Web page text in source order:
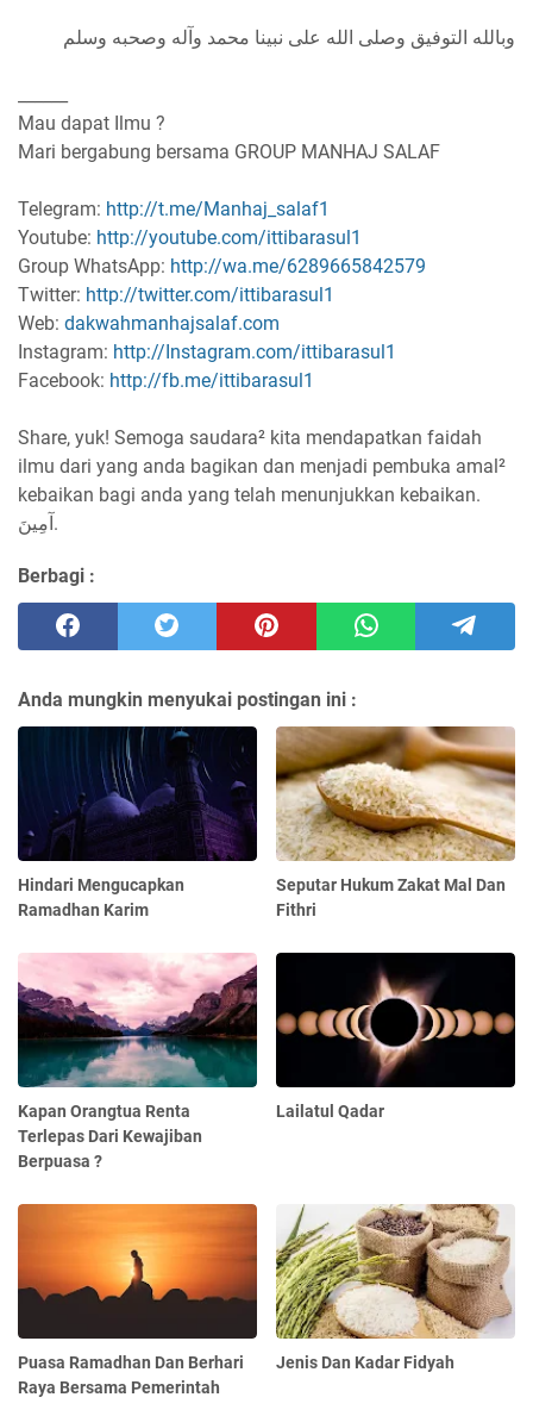
وبالله التوفيق وصلى الله على نبينا محمد وآله وصحبه وسلم
Mau dapat Ilmu ?
Mari bergabung bersama GROUP MANHAJ SALAF
Telegram: http://t.me/Manhaj_salaf1
Youtube: http://youtube.com/ittibarasul1
Group WhatsApp: http://wa.me/6289665842579
Twitter: http://twitter.com/ittibarasul1
Web: dakwahmanhajsalaf.com
Instagram: http://Instagram.com/ittibarasul1
Facebook: http://fb.me/ittibarasul1
Share, yuk! Semoga saudara² kita mendapatkan faidah
ilmu dari yang anda bagikan dan menjadi pembuka amal²
kebaikan bagi anda yang telah menunjukkan kebaikan.
آمِينَ.
Berbagi :
Anda mungkin menyukai postingan ini :
Hindari Mengucapkan
Ramadhan Karim
Seputar Hukum Zakat Mal Dan
Fithri
Kapan Orangtua Renta
Terlepas Dari Kewajiban
Berpuasa ?
Lailatul Qadar
Puasa Ramadhan Dan Berhari
Raya Bersama Pemerintah
Jenis Dan Kadar Fidyah